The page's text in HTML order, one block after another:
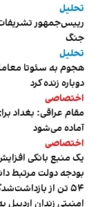
تحلیل
رییس‌جمهور
جنگ
تحلیل
هجوم به سئوتا
دوباره زنده کرد
اختصاصی
مقام عراقی: بغداد
آماده می‌شود
اختصاصی
یک منبع بانکی
بودجه دولت مرتبط
۵۴ تن از
امنیتی زندان اردبیل